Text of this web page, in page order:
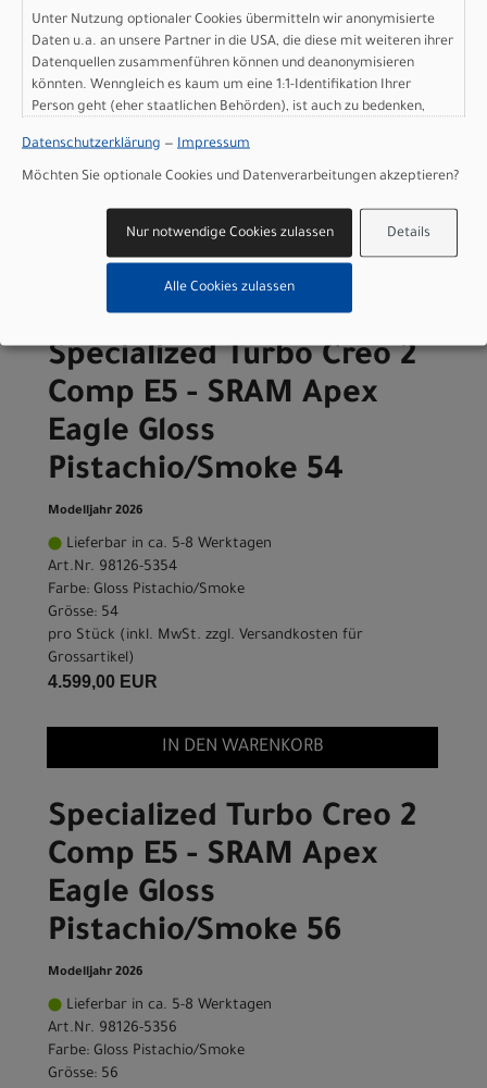
Pistachio/Smoke 52
Lieferbar in ca. 5-8 Werktagen
Art.Nr. 98126-5352
Grösse: 52
pro Stück (inkl. MwSt. zzgl. Versandkosten für
IN DEN WARENKORB
Specialized Turbo Creo 2
Comp E5 - SRAM Apex
Eagle Gloss
Pistachio/Smoke 54
Modelljahr 2026
Lieferbar in ca. 5-8 Werktagen
Art.Nr. 98126-5354
Farbe: Gloss Pistachio/Smoke
Grösse: 54
pro Stück (inkl. MwSt. zzgl. Versandkosten für
Grossartikel)
4.599,00 EUR
IN DEN WARENKORB
Specialized Turbo Creo 2
Comp E5 - SRAM Apex
Eagle Gloss
Pistachio/Smoke 56
Modelljahr 2026
Lieferbar in ca. 5-8 Werktagen
Art.Nr. 98126-5356
Farbe: Gloss Pistachio/Smoke
Grösse: 56
Unter Nutzung optionaler Cookies übermitteln wir anonymisierte
Daten u.a. an unsere Partner in die USA, die diese mit weiteren ihrer
Datenquellen zusammenführen können und deanonymisieren
könnten. Wenngleich es kaum um eine 1:1-Identifikation Ihrer
Person geht (eher staatlichen Behörden), ist auch zu bedenken,
sind wie bei uns in der Europäischen Union.
Datenschutzerklärung — Impressum
Möchten Sie optionale Cookies und Datenverarbeitungen akzeptieren?
Details
Nur notwendige Cookies zulassen
Alle Cookies zulassen